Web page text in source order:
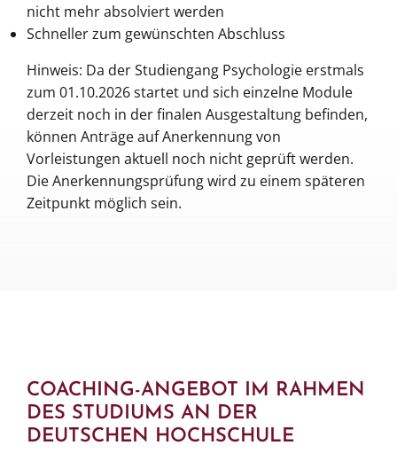
nicht mehr absolviert werden
Schneller zum gewünschten Abschluss
Hinweis: Da der Studiengang Psychologie erstmals
zum 01.10.2026 startet und sich einzelne Module
derzeit noch in der finalen Ausgestaltung befinden,
können Anträge auf Anerkennung von
Vorleistungen aktuell noch nicht geprüft werden.
Die Anerkennungsprüfung wird zu einem späteren
Zeitpunkt möglich sein.
COACHING-ANGEBOT IM RAHMEN
DES STUDIUMS AN DER
DEUTSCHEN HOCHSCHULE